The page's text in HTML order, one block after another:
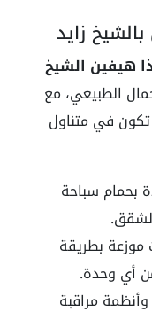
زايد
هيفين الشيخ
الطبيعي، مع
تكون في متناول
بحمام سباحة
موزعة بطريقة
أي وحدة.
وأنظمة مراقبة